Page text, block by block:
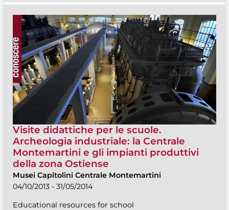
Visite didattiche per le scuole.
Archeologia industriale: la Centrale
Montemartini e gli impianti produttivi
della zona Ostiense
Musei Capitolini Centrale Montemartini
04/10/2013 - 31/05/2014
Educational resources for school